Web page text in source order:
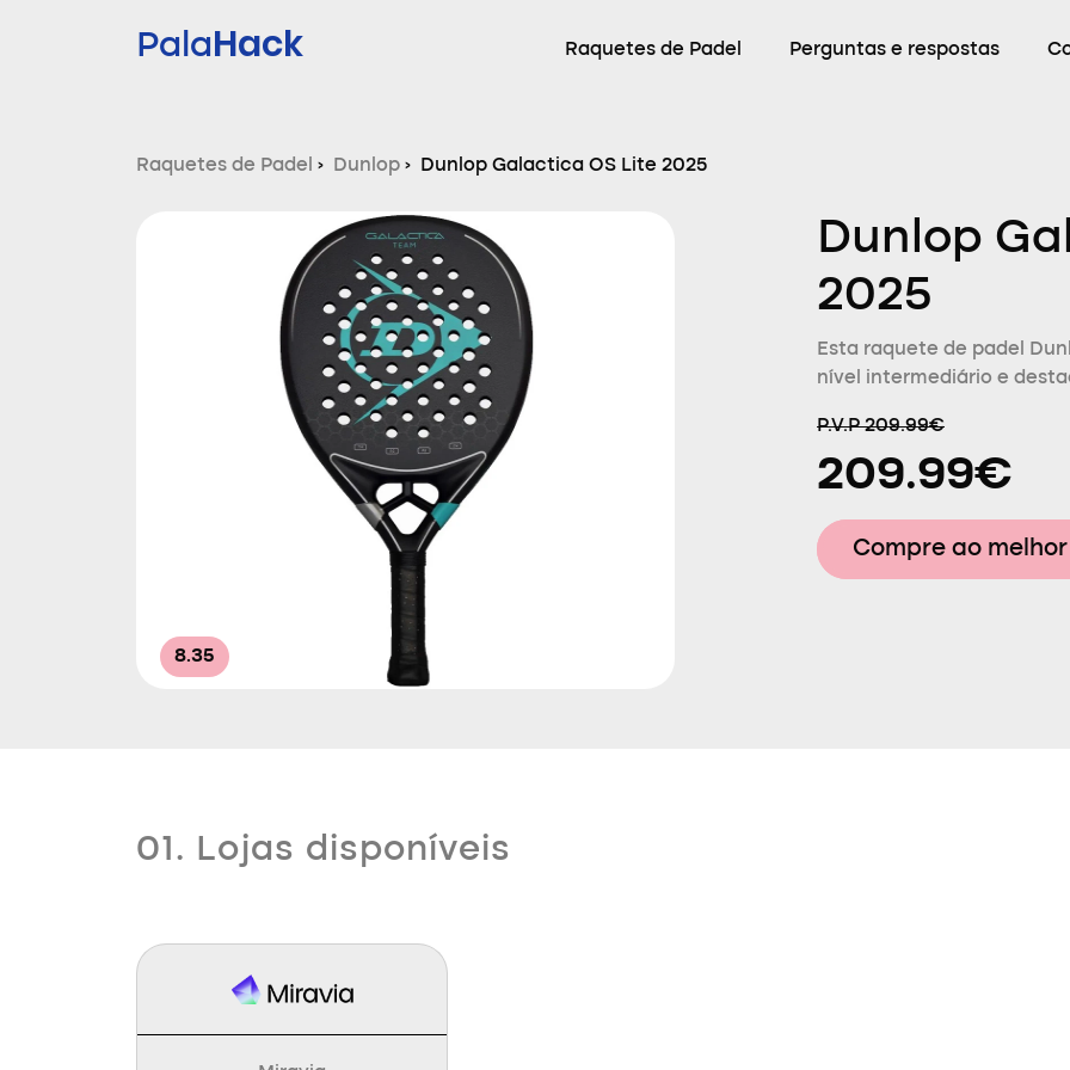
PalaHack Raquetes de Padel Perguntas e respostas
Raquetes de Padel › Dunlop › Dunlop Galactica OS Lite 2025
8.35
Dunlop
2025
Esta raquete de padel
nível intermediário e
P.V.P 209.99€
209.99€
Compre ao
01. Lojas disponíveis